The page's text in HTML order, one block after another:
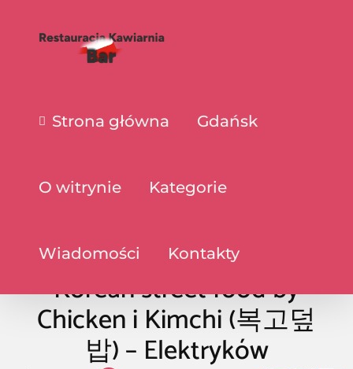
Strona główna Gdańsk
O witrynie Kategorie
Wiadomości Kontakty
Korean street food by
Chicken i Kimchi (복고덮
밥) – Elektryków